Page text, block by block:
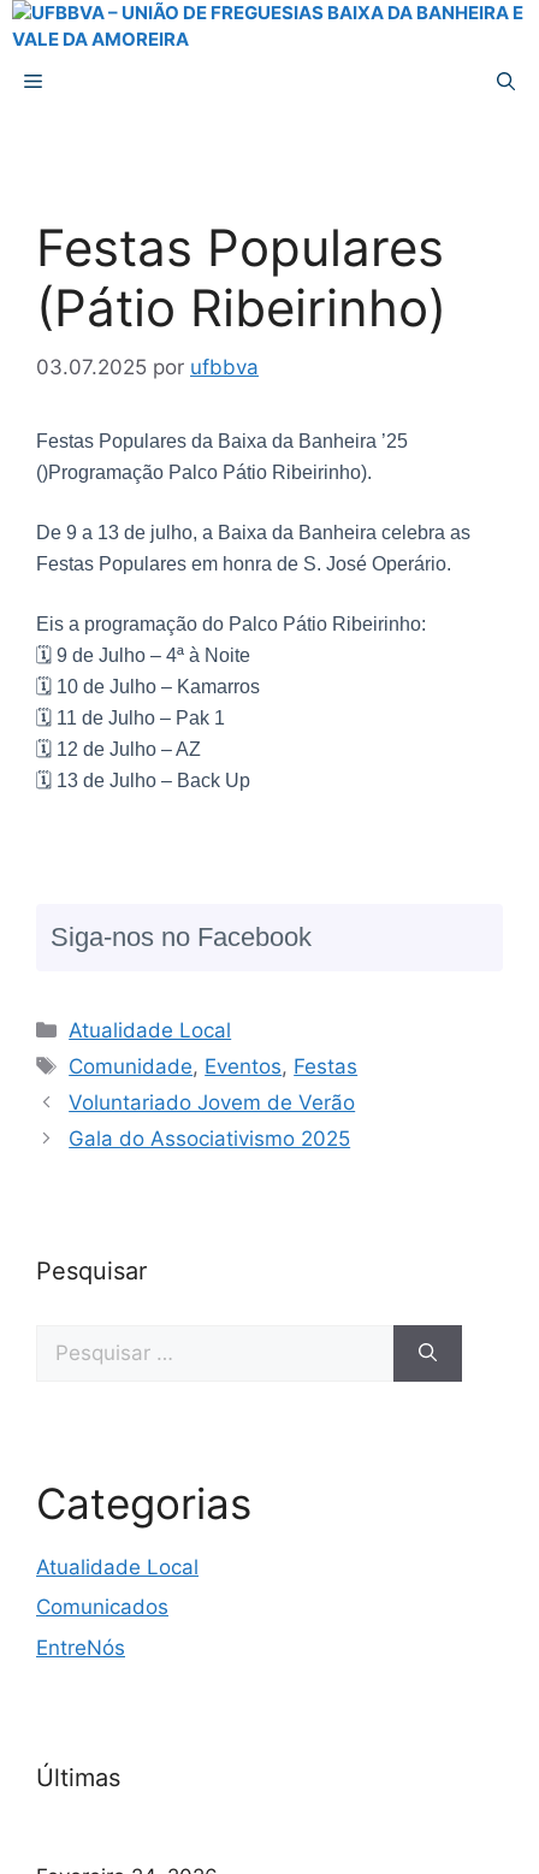
Festas Populares
(Pátio Ribeirinho)
03.07.2025 por ufbbva
Festas Populares da Baixa da Banheira ’25
()Programação Palco Pátio Ribeirinho).
De 9 a 13 de julho, a Baixa da Banheira celebra as
Festas Populares em honra de S. José Operário.
Eis a programação do Palco Pátio Ribeirinho:
🗓️ 9 de Julho – 4ª à Noite
🗓️ 10 de Julho – Kamarros
🗓️ 11 de Julho – Pak 1
🗓️ 12 de Julho – AZ
🗓️ 13 de Julho – Back Up
Siga-nos no Facebook
Atualidade Local
Comunidade, Eventos, Festas
Voluntariado Jovem de Verão
Gala do Associativismo 2025
Pesquisar
Categorias
Atualidade Local
Comunicados
EntreNós
Últimas